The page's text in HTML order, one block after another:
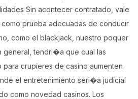
Sin acontecer contratado, vale
prueba adecuadas de conducir
como el blackjack, nuestro poquer
general, tendri�a que cual las
crupieres de casino aumenten
el entretenimiento seri�a judicial
como novedad casinos. Los